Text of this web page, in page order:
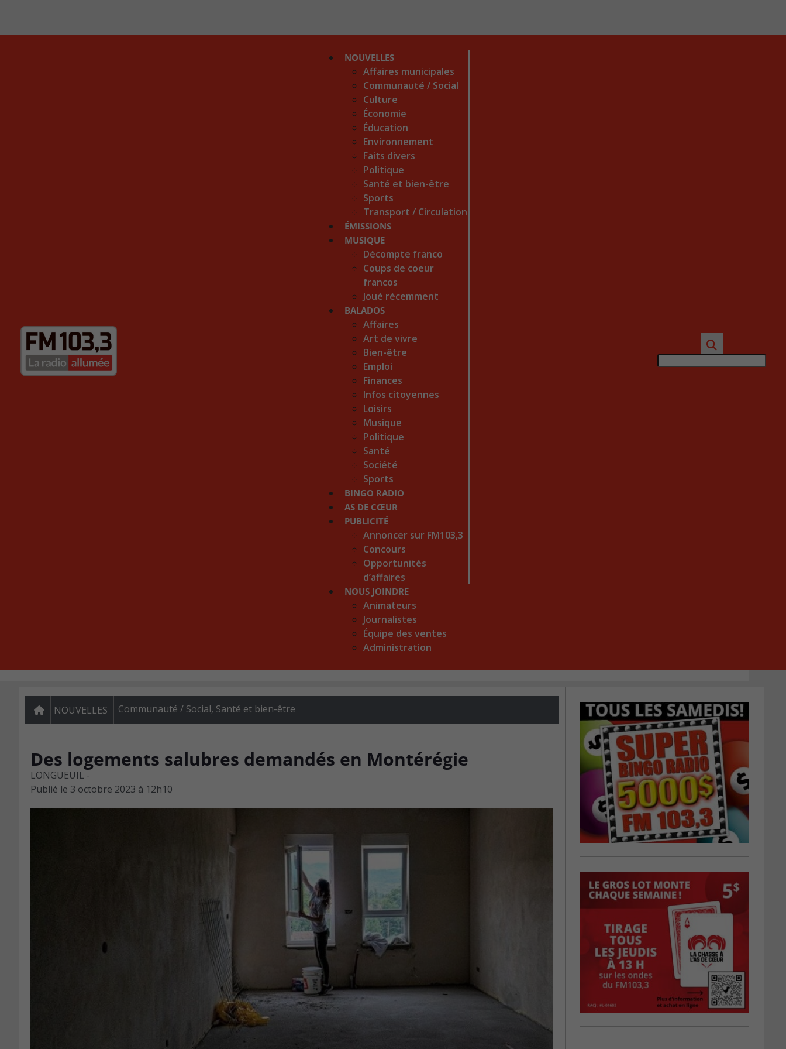
NOUVELLES
Affaires municipales
Communauté / Social
Culture
Économie
Éducation
Environnement
Faits divers
Politique
Santé et bien-être
Sports
Transport / Circulation
ÉMISSIONS
MUSIQUE
Décompte franco
Coups de coeur
francos
Joué récemment
BALADOS
Affaires
Art de vivre
Bien-être
Emploi
Finances
Infos citoyennes
Loisirs
Musique
Politique
Santé
Société
Sports
BINGO RADIO
AS DE CŒUR
PUBLICITÉ
Annoncer sur FM103,3
Concours
Opportunités
d’affaires
NOUS JOINDRE
Animateurs
Journalistes
Équipe des ventes
Administration
NOUVELLES Communauté / Social, Santé et bien-être
Des logements salubres demandés en Montérégie
LONGUEUIL -
Publié le 3 octobre 2023 à 12h10